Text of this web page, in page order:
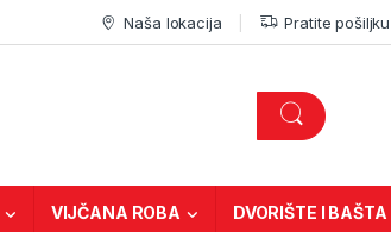
Naša lokacija Pratite pošiljku
VIJČANA ROBA DVORIŠTE I BAŠTA